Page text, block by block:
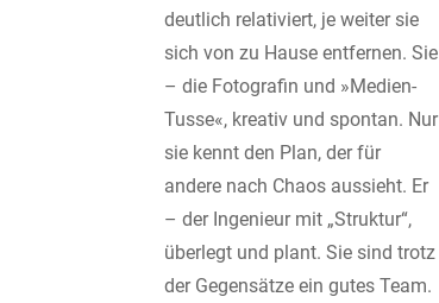
deutlich relativiert, je weiter sie
sich von zu Hause entfernen. Sie
– die Fotografin und »Medien-
Tusse«, kreativ und spontan. Nur
sie kennt den Plan, der für
andere nach Chaos aussieht. Er
– der Ingenieur mit „Struktur“,
überlegt und plant. Sie sind trotz
der Gegensätze ein gutes Team.